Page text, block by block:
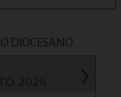
DIOCESANO
2026 ›